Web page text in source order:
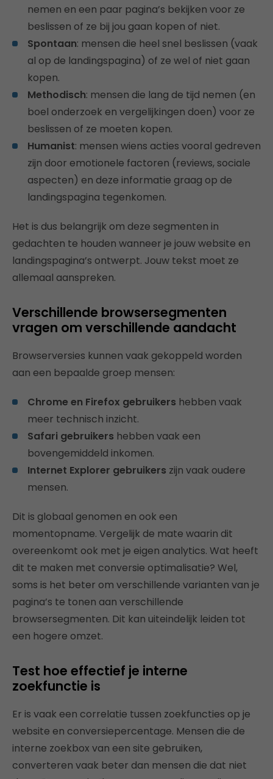
nemen en een paar pagina’s bekijken voor ze
beslissen of ze bij jou gaan kopen of niet.
Spontaan: mensen die heel snel beslissen (vaak
al op de landingspagina) of ze wel of niet gaan
kopen.
Methodisch: mensen die lang de tijd nemen (en
boel onderzoek en vergelijkingen doen) voor ze
beslissen of ze moeten kopen.
Humanist: mensen wiens acties vooral gedreven
zijn door emotionele factoren (reviews, sociale
aspecten) en deze informatie graag op de
landingspagina tegenkomen.
Het is dus belangrijk om deze segmenten in
gedachten te houden wanneer je jouw website en
landingspagina’s ontwerpt. Jouw tekst moet ze
allemaal aanspreken.
Verschillende browsersegmenten
vragen om verschillende aandacht
Browserversies kunnen vaak gekoppeld worden
aan een bepaalde groep mensen:
Chrome en Firefox gebruikers hebben vaak
meer technisch inzicht.
Safari gebruikers hebben vaak een
bovengemiddeld inkomen.
Internet Explorer gebruikers zijn vaak oudere
mensen.
Dit is globaal genomen en ook een
momentopname. Vergelijk de mate waarin dit
overeenkomt ook met je eigen analytics. Wat heeft
dit te maken met conversie optimalisatie? Wel,
soms is het beter om verschillende varianten van je
pagina’s te tonen aan verschillende
browsersegmenten. Dit kan uiteindelijk leiden tot
een hogere omzet.
Test hoe effectief je interne
zoekfunctie is
Er is vaak een correlatie tussen zoekfuncties op je
website en conversiepercentage. Mensen die de
interne zoekbox van een site gebruiken,
converteren vaak beter dan mensen die dat niet